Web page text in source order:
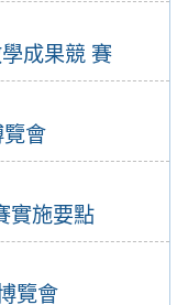
成果競 賽
會
實施要點
覽會